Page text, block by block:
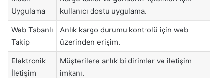
Uygulama
kullanıcı dostu uygulama.
Web Tabanlı
Takip
Anlık kargo durumu kontrolü için web
üzerinden erişim.
Elektronik
İletişim
Müşterilere anlık bildirimler ve iletişim
imkanı.